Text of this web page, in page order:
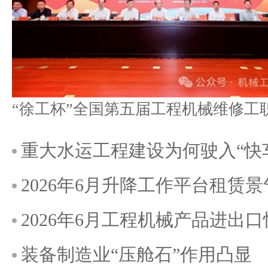
重大水运工程建设为何驶入“快
2026年6月升降工作平台租赁
2026年6月工程机械产品进出
装备制造业“压舱石”作用凸显